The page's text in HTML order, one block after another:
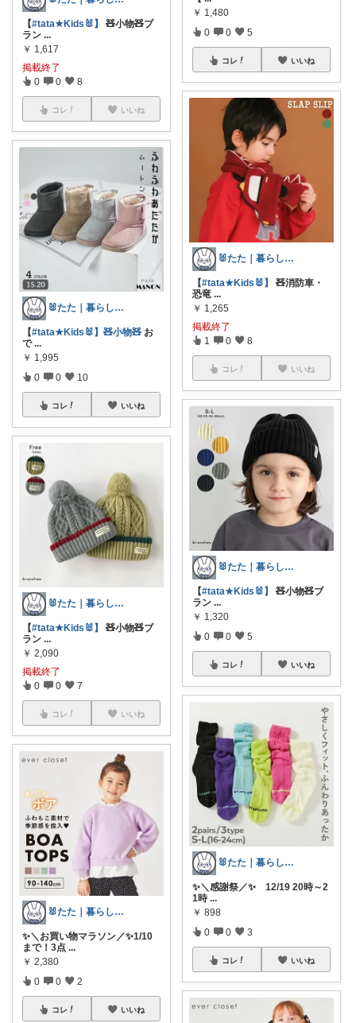
【#tata★Kids🐰】
🧸小物🧸ブ
ラン ...
￥ 1,617
掲載終了
0 0 8
コレ いいね
🐰たた｜暮らしと子育て
【#tata★Kids🐰】🧸小物🧸 お
で ...
￥ 1,995
0 0 10
コレ いいね
🐰たた｜暮らしと子育て
【#tata★Kids🐰】
🧸小物🧸ブ
ラン ...
￥ 2,090
掲載終了
0 0 7
コレ いいね
🐰たた｜暮らしと子育て
✨＼お買い物マラソン／✨1/10
まで！3点 ...
￥ 2,380
0 0 2
コレ いいね
￥ 1,480
0 0 5
コレ いいね
🐰たた｜暮らしと子育て
【#tata★Kids🐰】
🧸消防車・
恐竜 ...
￥ 1,265
掲載終了
1 0 8
コレ いいね
🐰たた｜暮らしと子育て
【#tata★Kids🐰】
🧸小物🧸ブ
ラン ...
￥ 1,320
0 0 5
コレ いいね
🐰たた｜暮らしと子育て
✨＼感謝祭／✨ 12/19 20時～2
1時 ...
￥ 898
0 0 3
コレ いいね